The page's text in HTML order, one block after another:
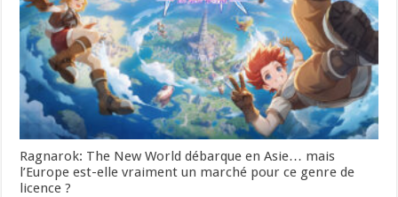
Ragnarok: The New World débarque en Asie… mais
l’Europe est-elle vraiment un marché pour ce genre de
licence ?